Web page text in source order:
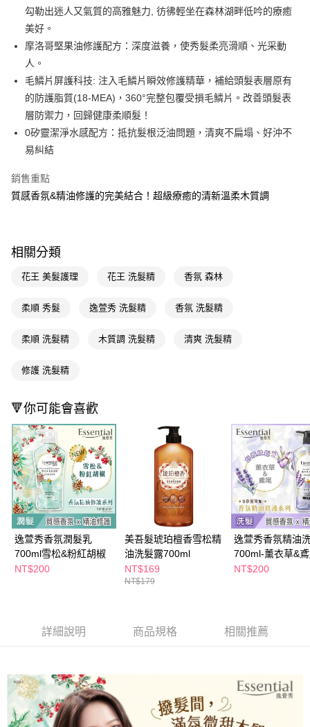
悠遊付
Google Pay
AFTEE先享後付
相關說明
【關於「AFTEE先享後付」】
AFTEE先享後付是「在收到商品之後才付款」的支付方式。 讓您購物簡單
便利好安心！
１．簡單：不需註冊會員、不需綁卡、不需儲值。
３．安心：先確認商品／服務後，再付款。
【「AFTEE先享後付」結帳流程】
１．於結帳方式選擇「AFTEE先享後付」後，將跳轉至「AFTEE先享後付」
※ 請注意：結帳手續完成當下不需立刻繳費，但若您需要取消訂單，請聯絡
後付繳納相關費用。
是否繳費成功／繳費後需取消欲退款等相關疑問，請聯繫「AFTEE先享後付
【注意事項】
易，需依本服務之必要範圍內提供個人資料，並將交易相關給付款項請求債
https://aftee.tw/terms/#terms3
３．未成年的使用者請事先徵得法定代理人或監護人之同意方可使用
「AFTEE先享後付」，若未經同意申辦者引起之損失，本公司不負相關責
任。
４．使用「AFTEE先享後付」時，將依據個別帳號之用戶狀況，依本公司即
時審查核予不同之上限額度；若仍有額度不足之情形，本公司將視審查結果
請求用戶進行身份認證。
５．嚴禁一人註冊多個帳號或使用他人資訊註冊。若發現惡意使用之情形，
恩沛科技股份有限公司將有權停止該用戶之使用額度並採取法律行動。
即享券
運送方式
每筆NT$65，滿NT$390(含以上)免運費
付款後全家取貨
萊爾富取貨付款
每筆NT$65，滿NT$490(含以上)免運費
7-11取貨付款
每筆NT$65，滿NT$490(含以上)免運費
宅配(本島)
每筆NT$100，滿NT$790(含以上)免運費
付款後寶雅門市自取(由倉庫統一出貨)
每筆NT$80，滿NT$290(含以上)免運費
勾勒出迷人又氣質的高雅魅力, 彷彿輕坐在森林湖畔低吟的療癒
美好。
摩洛哥堅果油修護配方：深度滋養，使秀髮柔亮滑順、光采動
人。
毛鱗片屏護科技: 注入毛鱗片瞬效修護精華，補給頭髮表層原有
的防護脂質(18-MEA)，360°完整包覆受損毛鱗片。改善頭髮表
層防禦力，回歸健康柔順髮！
0矽靈潔淨水感配方：抵抗髮根泛油問題，清爽不扁塌、好沖不
易糾結
銷售重點
質感香氛&精油修護的完美結合！超級療癒的清新溫柔木質調
相關分類
花王 美髮護理 花王 洗髮精 香氛 森林
柔順 秀髮 逸萱秀 洗髮精 香氛 洗髮精
柔順 洗髮精 木質調 洗髮精 清爽 洗髮精
修護 洗髮精
🔻你可能會喜歡
逸萱秀香氛潤髮乳
700ml雪松&粉紅胡椒
NT$200
美吾髮琥珀檀香雪松精
油洗髮露700ml
NT$169
NT$179
逸萱秀香氛精油
700ml-薰衣草&
NT$200
詳細說明 商品規格 相關推薦